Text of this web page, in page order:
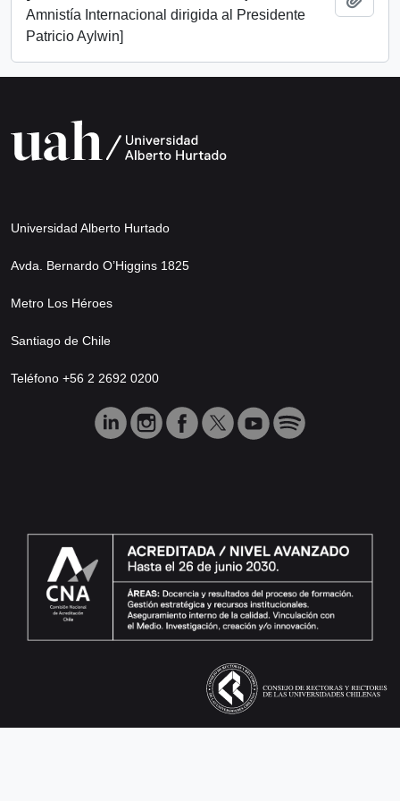
Amnistía Internacional dirigida al Presidente
Patricio Aylwin]
Universidad Alberto Hurtado
Avda. Bernardo O’Higgins 1825
Metro Los Héroes
Santiago de Chile
Teléfono +56 2 2692 0200